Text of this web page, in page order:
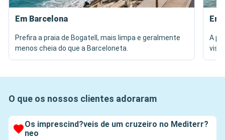
Em Barcelona
Prefira a praia de Bogatell, mais limpa e geralmente
menos cheia do que a Barceloneta.
A
O que os nossos clientes adoraram
Os imprescind?veis de um cruzeiro no Mediterr?
neo